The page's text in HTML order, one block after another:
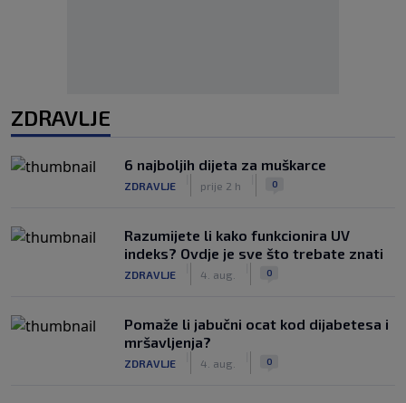
ZDRAVLJE
6 najboljih dijeta za muškarce
ZDRAVLJE prije 2 h 0
Razumijete li kako funkcionira UV
indeks? Ovdje je sve što trebate znati
ZDRAVLJE 4. aug. 0
Pomaže li jabučni ocat kod dijabetesa i
mršavljenja?
ZDRAVLJE 4. aug. 0